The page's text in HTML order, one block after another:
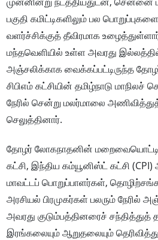
பகுதி கமிட்டிகளிலும் பல
வளர்ச்சிக்குத் தீவிரமாக
மந்தவெளியில் உள்ள அவரது
அஞ்சலிக்காக வைக்கப்பட்டிருந்த
சிபிஎம் கட்சியின் தமிழ்நாடு
நேரில் சென்று மலர்மாலை
செலுத்தினார்.
தோழர் லோகநாதனின் மறைவையொட்டி,
கட்சி, இந்திய கம்யூனிஸ்ட் கட்சி
மாவட்டப் பொறுப்பாளர்கள், தொழிற்சங்க
அரசியல் பிரமுகர்கள் பலரும் நேரில்
அவரது குடும்பத்தினரைச்
இரங்கலையும் ஆறுதலையும்